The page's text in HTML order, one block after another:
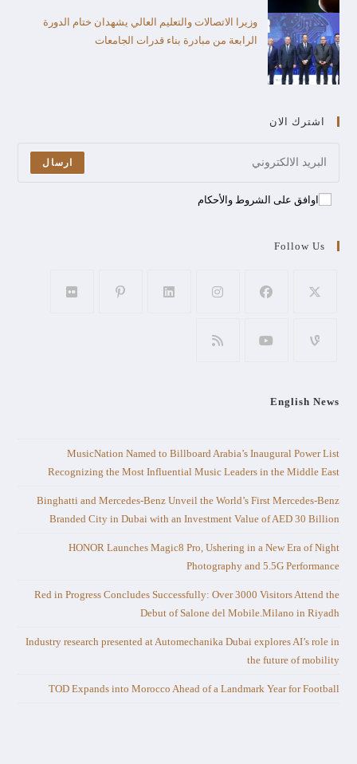
وزيرا الاتصالات والتعليم العالي يشهدان ختام الدورة
الرابعة من مبادرة بناء قدرات الجامعات
اشترك الان
ارسال
اوافق على الشروط والأحكام
Follow Us
English News
MusicNation Named to Billboard Arabia’s Inaugural Power List
Recognizing the Most Influential Music Leaders in the Middle East
Binghatti and Mercedes-Benz Unveil the World’s First Mercedes-Benz
Branded City in Dubai with an Investment Value of AED 30 Billion
HONOR Launches Magic8 Pro, Ushering in a New Era of Night
Photography and 5.5G Performance
Red in Progress Concludes Successfully: Over 3000 Visitors Attend the
Debut of Salone del Mobile.Milano in Riyadh
Industry research presented at Automechanika Dubai explores AI’s role in
the future of mobility
TOD Expands into Morocco Ahead of a Landmark Year for Football